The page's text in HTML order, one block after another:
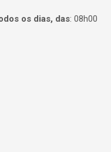
os dias, das: 08h00